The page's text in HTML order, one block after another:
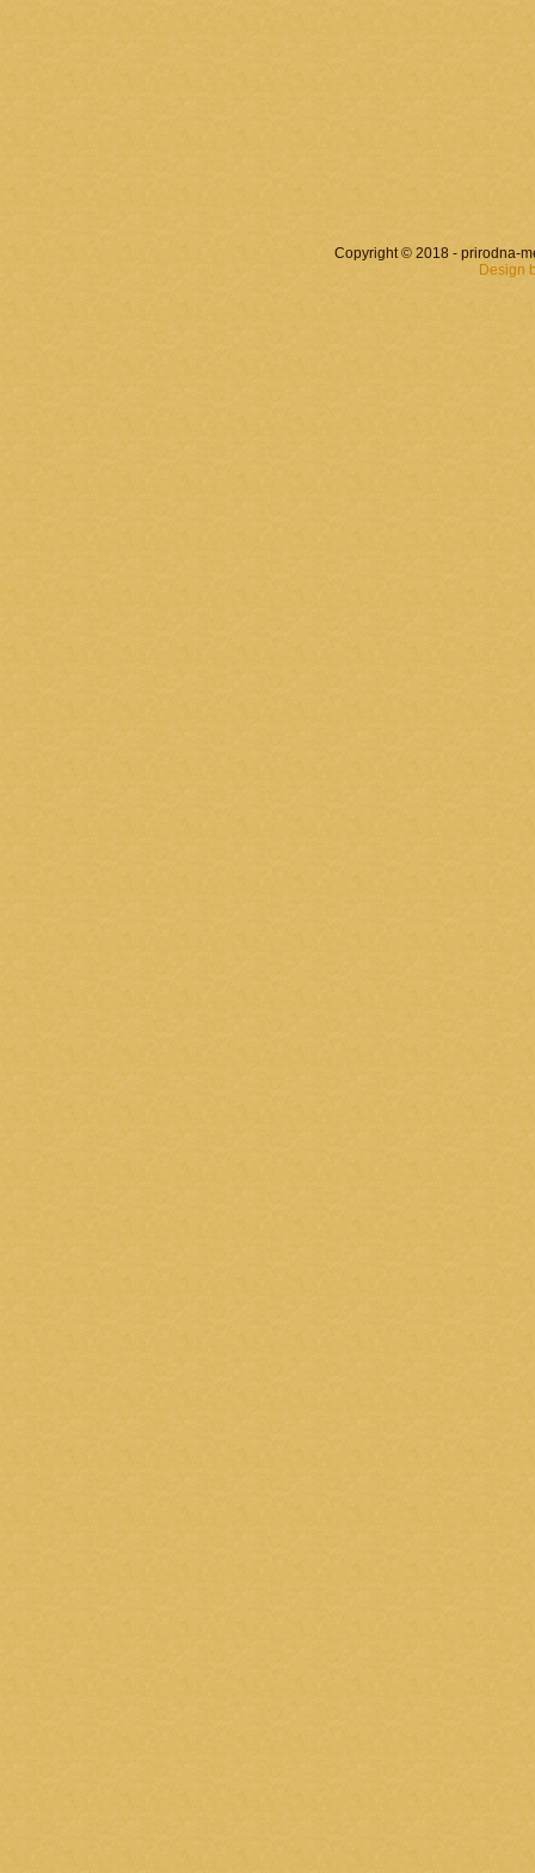
Copyright © 2018 - prirodna-
Design